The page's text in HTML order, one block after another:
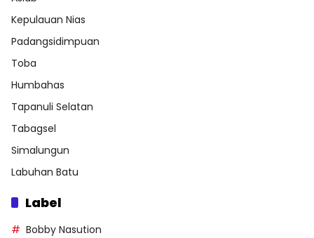
Kepulauan Nias
Padangsidimpuan
Toba
Humbahas
Tapanuli Selatan
Tabagsel
Simalungun
Labuhan Batu
Label
Bobby Nasution